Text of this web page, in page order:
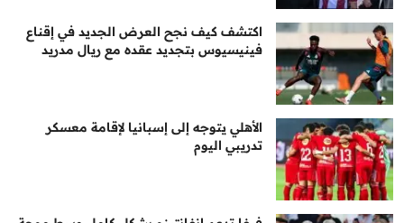
اكتشف كيف نجح العرض الجديد في إقناع
فينيسيوس بتجديد عقده مع ريال مدريد
الأهلي يتوجه إلى إسبانيا لإقامة معسكر
تدريبي اليوم